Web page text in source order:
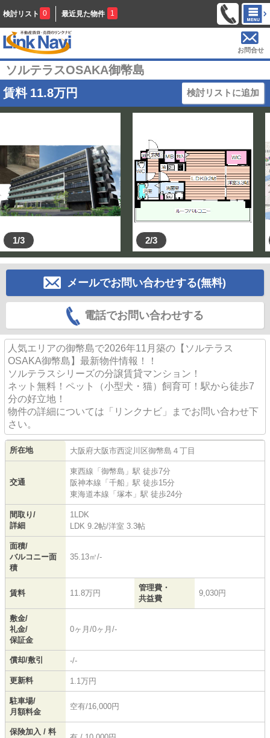
検討リスト 0 最近見た物件 1
お問合せ
ソルテラスOSAKA御幣島
賃料 11.8万円 検討リストに追加
1/3 2/3
メールでお問い合わせする(無料)
電話でお問い合わせする
人気エリアの御幣島で2026年11月築の【ソルテラス
OSAKA御幣島】最新物件情報！！
ソルテラスシリーズの分譲賃貸マンション！
ネット無料！ペット（小型犬・猫）飼育可！駅から徒歩7
分の好立地！
物件の詳細については「リンクナビ」までお問い合わせ下
さい。
所在地 大阪府大阪市西淀川区御幣島 ４丁目
交通
東西線 「 御幣島 」駅 徒歩7分
阪神本線 「 千船 」駅 徒歩15分
東海道本線 「 塚本 」駅 徒歩24分
間取り/
詳細
1LDK
LDK 9.2帖/洋室 3.3帖
面積/
バルコニー面
積
35.13㎡/-
賃料 11.8万円
管理費・
共益費
9,030円
敷金/
礼金/
保証金
0ヶ月/0ヶ月/-
償却/敷引 -/-
更新料 1.1万円
駐車場/
月額料金
空有/16,000円
保険加入 / 料